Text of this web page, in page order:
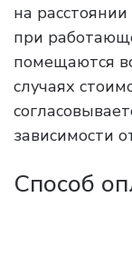
на
при
помещаются
случаях
зависимости
Способ